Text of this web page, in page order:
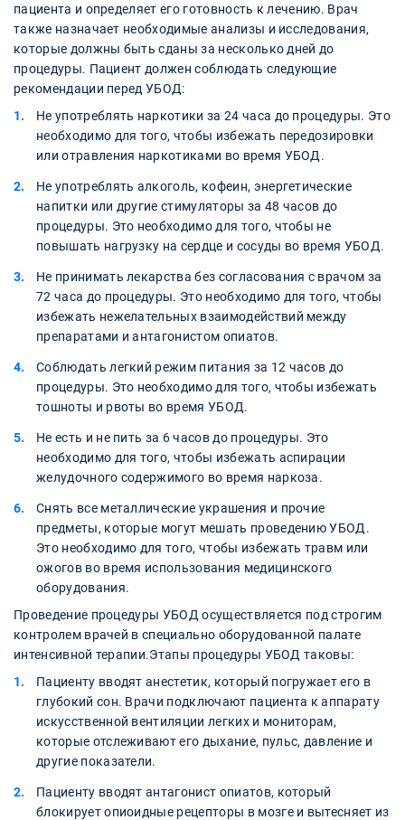
пациента и определяет его готовность к лечению. Врач
также назначает необходимые анализы и исследования,
которые должны быть сданы за несколько дней до
процедуры. Пациент должен соблюдать следующие
рекомендации перед УБОД:
Не употреблять наркотики за 24 часа до процедуры. Это
необходимо для того, чтобы избежать передозировки
или отравления наркотиками во время УБОД.
Не употреблять алкоголь, кофеин, энергетические
напитки или другие стимуляторы за 48 часов до
процедуры. Это необходимо для того, чтобы не
повышать нагрузку на сердце и сосуды во время УБОД.
Не принимать лекарства без согласования с врачом за
72 часа до процедуры. Это необходимо для того, чтобы
избежать нежелательных взаимодействий между
препаратами и антагонистом опиатов.
Соблюдать легкий режим питания за 12 часов до
процедуры. Это необходимо для того, чтобы избежать
тошноты и рвоты во время УБОД.
Не есть и не пить за 6 часов до процедуры. Это
необходимо для того, чтобы избежать аспирации
желудочного содержимого во время наркоза.
Снять все металлические украшения и прочие
предметы, которые могут мешать проведению УБОД.
Это необходимо для того, чтобы избежать травм или
ожогов во время использования медицинского
оборудования.
Проведение процедуры УБОД осуществляется под строгим
контролем врачей в специально оборудованной палате
интенсивной терапии.Этапы процедуры УБОД таковы:
Пациенту вводят анестетик, который погружает его в
глубокий сон. Врачи подключают пациента к аппарату
искусственной вентиляции легких и мониторам,
которые отслеживают его дыхание, пульс, давление и
другие показатели.
Пациенту вводят антагонист опиатов, который
блокирует опиоидные рецепторы в мозге и вытесняет из